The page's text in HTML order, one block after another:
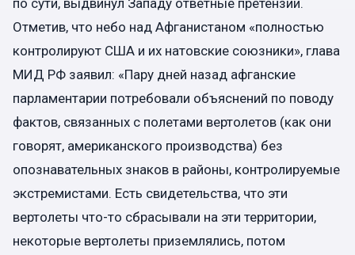
Отметив, что небо над Афганистаном «полностью
контролируют США и их натовские союзники», глава
МИД РФ заявил: «Пару дней назад афганские
парламентарии потребовали объяснений по поводу
фактов, связанных с полетами вертолетов (как они
говорят, американского производства) без
опознавательных знаков в районы, контролируемые
экстремистами. Есть свидетельства, что эти
вертолеты что-то сбрасывали на эти территории,
некоторые вертолеты приземлялись, потом